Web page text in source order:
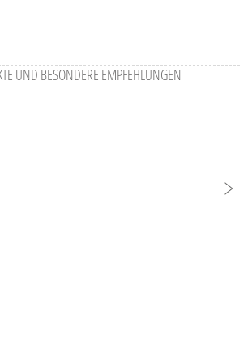
UND BESONDERE EMPFEHLUNGEN